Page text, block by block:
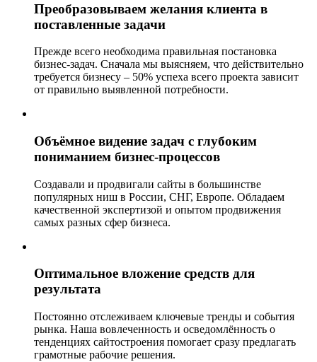
Преобразовываем желания клиента в
поставленные задачи
Прежде всего необходима правильная постановка
бизнес-задач. Сначала мы выясняем, что действительно
требуется бизнесу – 50% успеха всего проекта зависит
от правильно выявленной потребности.
Объёмное видение задач с глубоким
пониманием бизнес-процессов
Создавали и продвигали сайты в большинстве
популярных ниш в России, СНГ, Европе. Обладаем
качественной экспертизой и опытом продвижения
самых разных сфер бизнеса.
Оптимальное вложение средств для
результата
Постоянно отслеживаем ключевые тренды и события
рынка. Наша вовлеченность и осведомлённость о
тенденциях сайтостроения помогает сразу предлагать
грамотные рабочие решения.